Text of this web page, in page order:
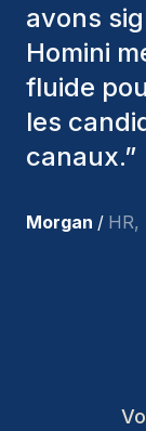
divers
les bons
nous
parmi
suis très